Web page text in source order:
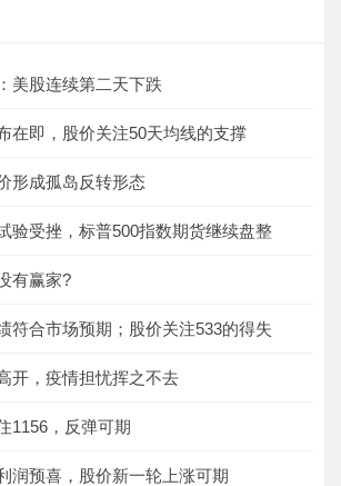
美股连续第二天下跌
在即，股价关注50天均线的支撑
形成孤岛反转形态
验受挫，标普500指数期货继续盘整
有赢家?
符合市场预期；股价关注533的得失
开，疫情担忧挥之不去
1156，反弹可期
润预喜，股价新一轮上涨可期